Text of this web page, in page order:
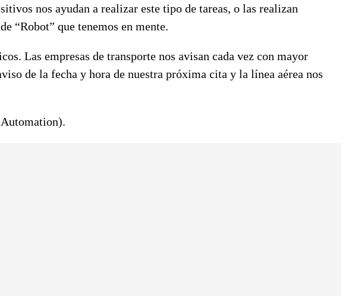
nos ayudan a realizar este tipo de tareas, o las realizan
“Robot” que tenemos en mente.
Las empresas de transporte nos avisan cada vez con mayor
de la fecha y hora de nuestra próxima cita y la línea aérea nos
Automation).